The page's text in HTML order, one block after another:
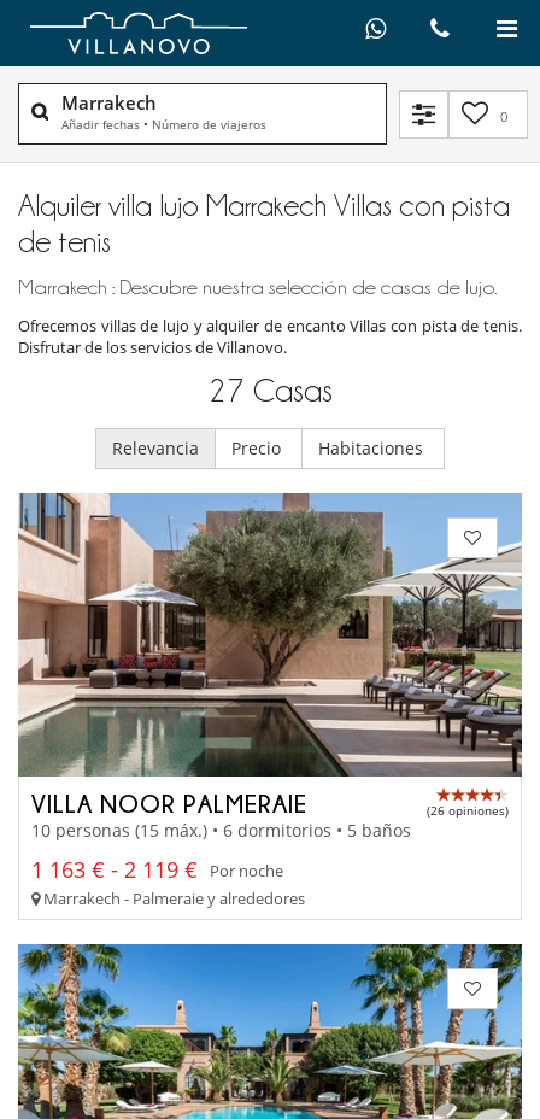
Marrakech
Añadir fechas • Número de viajeros 0
Alquiler villa lujo Marrakech Villas con pista
de tenis
Marrakech : Descubre nuestra selección de casas de lujo.
Ofrecemos villas de lujo y alquiler de encanto Villas con pista de tenis.
Disfrutar de los servicios de Villanovo.
27 Casas
Relevancia Precio Habitaciones
VILLA NOOR PALMERAIE (26 opiniones)
10 personas (15 máx.) • 6 dormitorios • 5 baños
1 163 € - 2 119 €
Por noche
Marrakech - Palmeraie y alrededores